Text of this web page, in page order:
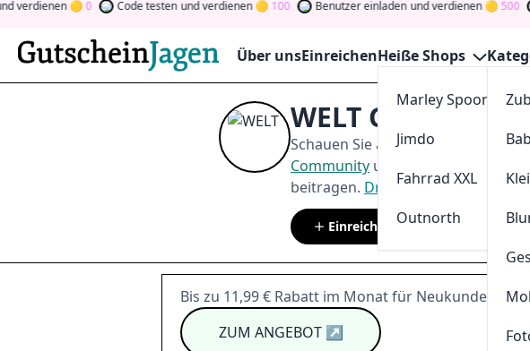
0 Code testen und verdienen 100 Benutzer einladen und verdienen 500
Über unsEinreichenHeiße Shops
Marley Spoon
Jimdo
Fahrrad XXL
Outnorth
WELT Gutscheine
Schauen Sie aufGutscheinJagen
Community und verdienen Sie
beitragen. Drehen Sie den
Einreichen welt.de
Bis zu 11,99 € Rabatt im Monat für Neukunden bei
ZUM ANGEBOT↗